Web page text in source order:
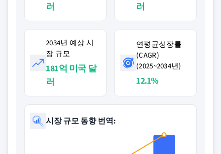
러
러
2034년 예상 시
장 규모
181억 미국 달
러
연평균성장률
(CAGR)
(2025~2034년)
12.1%
시장 규모 동향 번역: